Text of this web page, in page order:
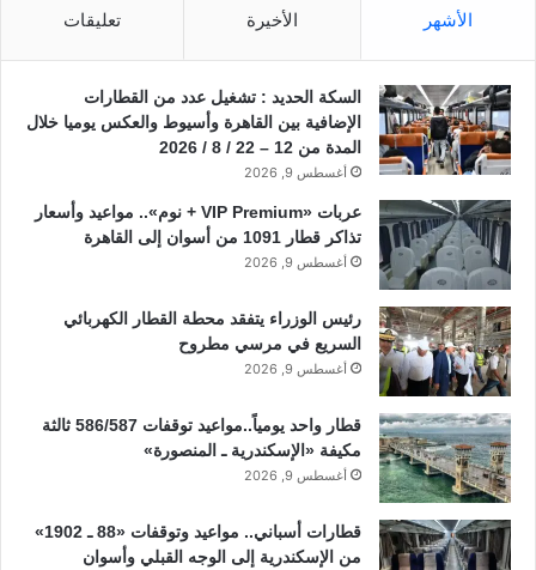
الأشهر الأخيرة تعليقات
السكة الحديد : تشغيل عدد من القطارات
الإضافية بين القاهرة وأسيوط والعكس يوميا خلال
المدة من 12 – 22 / 8 / 2026
أغسطس 9, 2026
عربات «VIP Premium + نوم».. مواعيد وأسعار
تذاكر قطار 1091 من أسوان إلى القاهرة
أغسطس 9, 2026
رئيس الوزراء يتفقد محطة القطار الكهربائي
السريع في مرسي مطروح
أغسطس 9, 2026
قطار واحد يومياً..مواعيد توقفات 586/587 ثالثة
مكيفة «الإسكندرية ـ المنصورة»
أغسطس 9, 2026
قطارات أسباني.. مواعيد وتوقفات «88 ـ 1902»
من الإسكندرية إلى الوجه القبلي وأسوان